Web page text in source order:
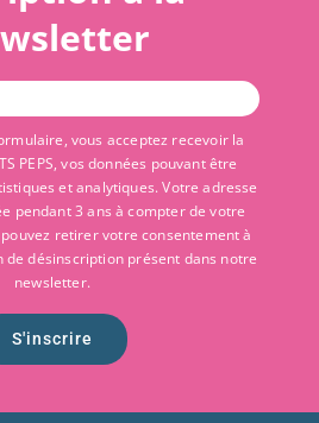
vous acceptez recevoir la
PEPS, vos données pouvant être
et analytiques. Votre adresse
pendant 3 ans à compter de votre
retirer votre consentement à
désinscription présent dans notre
newsletter.
S'inscrire